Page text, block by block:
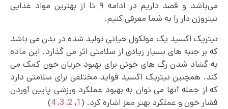
می‌باشد و قصد داریم در ادامه ۹ تا از بهترین مواد غذایی
نیتروژن دار را به شما معرفی کنیم.
نیتریک اکسید یک مولکول حیاتی تولید شده در بدن می باشد
که بر جنبه های بسیار زیادی از سلامتی اثر می گذارد. این ماده
به گشاد شدن رگ های خونی برای بهبود جریان خون کمک می
کند. همچنین نیتریک اکسید فواید مختلفی برای سلامتی دارد
که از جمله آنها می‌ توان به بهبود عملکرد ورزشی پایین آوردن
فشار خون و عملکرد بهتر مغز اشاره کرد. ( 1
,
2
,
3
,
4
)